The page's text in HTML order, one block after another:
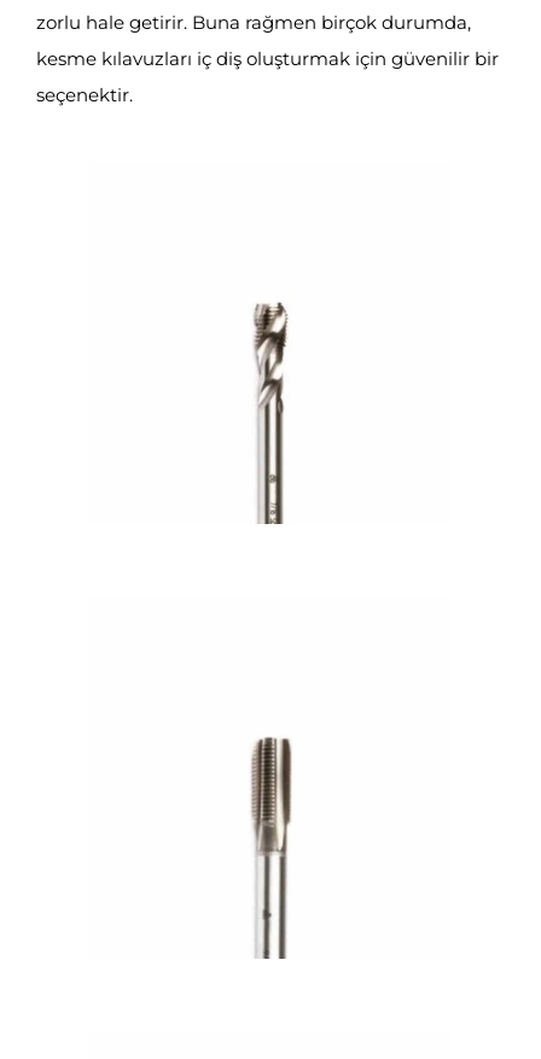
zorlu hale getirir. Buna rağmen birçok durumda,
kesme kılavuzları iç diş oluşturmak için güvenilir bir
seçenektir.